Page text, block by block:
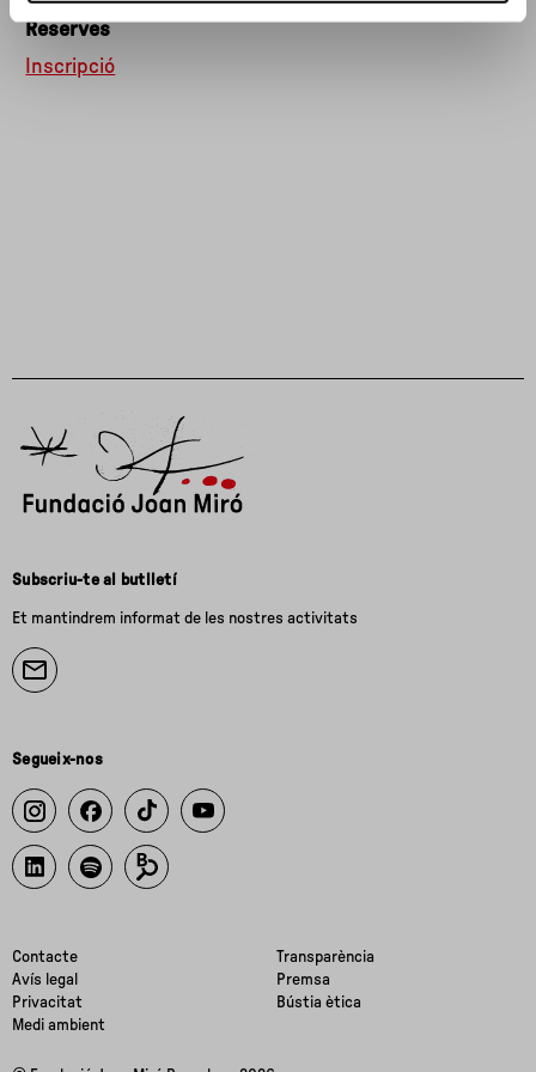
Reserves
Inscripció
Subscriu-te al butlletí
Et mantindrem informat de les nostres activitats
Segueix-nos
Contacte
Avís legal
Privacitat
Medi ambient
Transparència
Premsa
Bústia ètica